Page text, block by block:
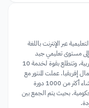
عبر الإنترنت باللغة
إلى مستوى تعليمي جيد
بأسعار في متناول يد المجتمعات الناطقة باللغة العربية، وتتطلع بقوة لخدمة 10
إفريقيا. عملت المنتور مع
أكثر من 950 خبيرًا منذ بدايتها في عام 2016، لإنشاء أكثر من 1000 دورة
بحيث يتم الجمع بين